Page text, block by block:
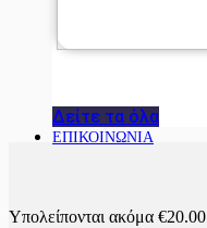
Δείτε τα όλα
ΕΠΙΚΟΙΝΩΝΙΑ
Υπολείπονται ακόμα €20.00